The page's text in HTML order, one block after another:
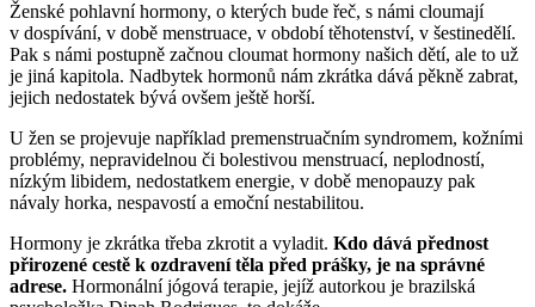
Ženské pohlavní hormony, o kterých bude řeč, s námi cloumají
v dospívání, v době menstruace, v období těhotenství, v šestinedělí.
Pak s námi postupně začnou cloumat hormony našich dětí, ale to už
je jiná kapitola. Nadbytek hormonů nám zkrátka dává pěkně zabrat,
jejich nedostatek bývá ovšem ještě horší.
U žen se projevuje například premenstruačním syndromem, kožními
problémy, nepravidelnou či bolestivou menstruací, neplodností,
nízkým libidem, nedostatkem energie, v době menopauzy pak
návaly horka, nespavostí a emoční nestabilitou.
Hormony je zkrátka třeba zkrotit a vyladit. Kdo dává přednost
přirozené cestě k ozdravení těla před prášky, je na správné
adrese. Hormonální jógová terapie, jejíž autorkou je brazilská